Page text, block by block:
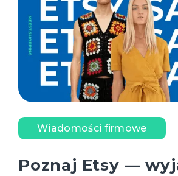
Wiadomości firmowe
Poznaj Etsy —